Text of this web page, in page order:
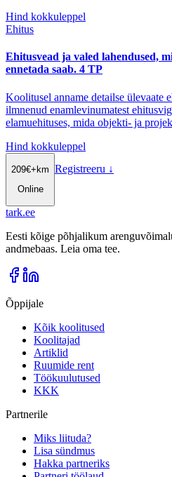
Hind kokkuleppel
Ehitus
Ehitusvead ja valed lahendused,
ennetada saab. 4 TP
Koolitusel anname detailse ülevaate
ilmnenud enamlevinumatest
elamuehituses, mida objekti- ja
Hind kokkuleppel
209€+km
Online
Registreeru ↓
tark.ee
Eesti kõige põhjalikum
andmebaas. Leia oma tee.
Õppijale
Kõik koolitused
Koolitajad
Artiklid
Ruumide rent
Töökuulutused
KKK
Partnerile
Miks liituda?
Lisa sündmus
Hakka partneriks